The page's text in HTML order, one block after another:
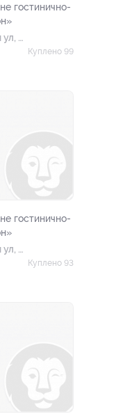
гостинично-
д.
Куплено 99
гостинично-
д.
Куплено 93